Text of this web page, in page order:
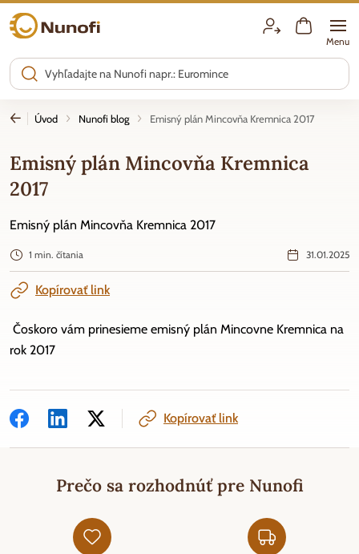
Nunofi.sk
Menu
Úvod Nunofi blog Emisný plán Mincovňa Kremnica 2017
Emisný plán Mincovňa Kremnica
2017
Emisný plán Mincovňa Kremnica 2017
1 min. čítania 31.01.2025
Kopírovať link
Čoskoro vám prinesieme emisný plán Mincovne Kremnica na
rok 2017
Kopírovať link
Prečo sa rozhodnúť pre Nunofi